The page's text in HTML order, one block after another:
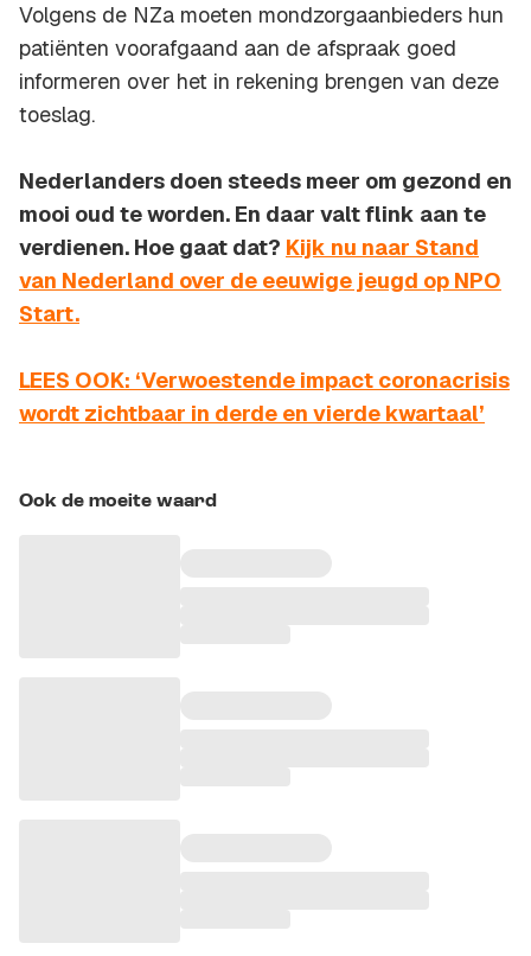
Volgens de NZa moeten mondzorgaanbieders hun
patiënten voorafgaand aan de afspraak goed
informeren over het in rekening brengen van deze
toeslag.
Nederlanders doen steeds meer om gezond en
mooi oud te worden. En daar valt flink aan te
verdienen. Hoe gaat dat? Kijk nu naar Stand
van Nederland over de eeuwige jeugd op NPO
Start.
LEES OOK: ‘Verwoestende impact coronacrisis
wordt zichtbaar in derde en vierde kwartaal’
Ook de moeite waard